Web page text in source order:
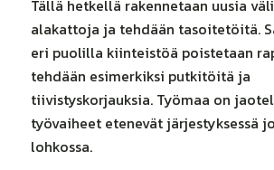
Tällä hetkellä rakennetaan uusia
alakattoja ja tehdään tasoitetöitä.
eri puolilla kiinteistöä poistetaan
tehdään esimerkiksi putkitöitä ja
tiivistyskorjauksia. Työmaa on
työvaiheet etenevät järjestyksessä
lohkossa.